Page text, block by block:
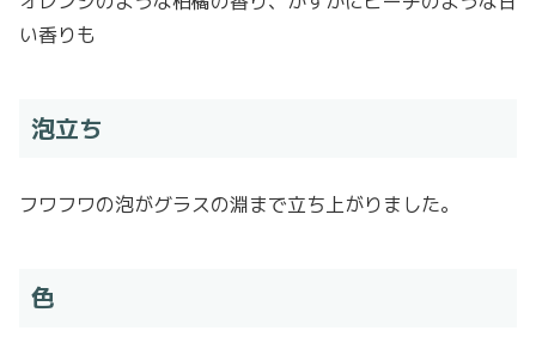
い香りも
泡立ち
フワフワの泡がグラスの淵まで立ち上がりました。
色